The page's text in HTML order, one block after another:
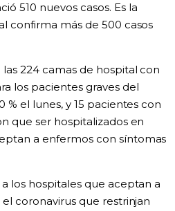
SNS
510 nuevos casos. Es la
confirma más de 500 casos
224 camas de hospital con
los pacientes graves del
% el lunes, y 15 pacientes con
que ser hospitalizados en
a enfermos con síntomas
los hospitales que aceptan a
coronavirus que restrinjan